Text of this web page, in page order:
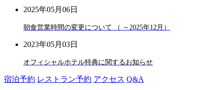
2025年05月06日
朝食営業時間の変更について （ ～2025年12月）
2023年05月03日
オフィシャルホテル特典に関するお知らせ
宿泊予約 レストラン予約 アクセス Q&A